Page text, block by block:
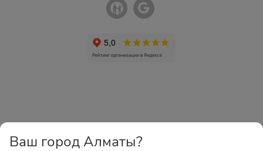
Ваш город Алматы?